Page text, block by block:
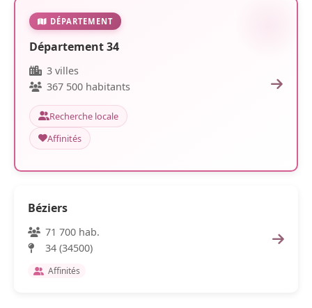
DÉPARTEMENT
Département 34
3 villes
367 500 habitants
Recherche locale
Affinités
Béziers
71 700 hab.
34 (34500)
Affinités